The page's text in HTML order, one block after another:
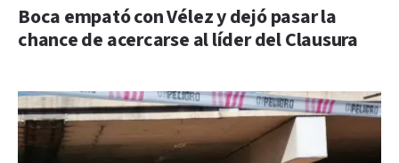
Boca empató con Vélez y dejó pasar la
chance de acercarse al líder del Clausura